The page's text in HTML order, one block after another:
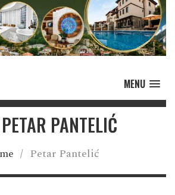
MENU
PANTELIĆ
/ Petar Pantelić